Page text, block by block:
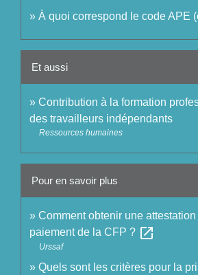
À quoi correspond le code APE
Et aussi
Contribution à la formation
des travailleurs indépendants
Ressources humaines
Pour en savoir plus
Comment obtenir une
paiement de la CFP ? open_in_new
Urssaf
Quels sont les critères pour la